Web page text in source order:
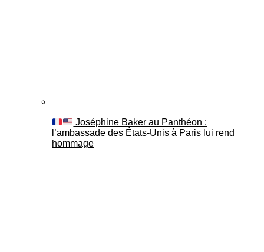
Joséphine Baker au Panthéon :
l’ambassade des États-Unis à Paris lui rend
hommage